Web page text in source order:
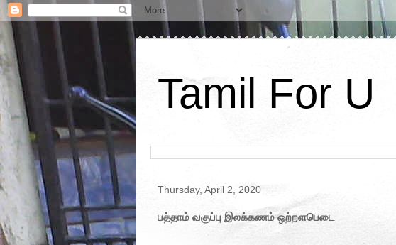
Tamil For U
Thursday, April 2, 2020
பத்தாம் வகுப்பு இலக்கணம் ஒற்றளபெடை